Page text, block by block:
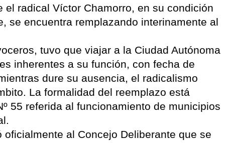
el radical Víctor Chamorro, en su condición
se encuentra remplazando interinamente al
tuvo que viajar a la Ciudad Autónoma
inherentes a su función, con fecha de
dure su ausencia, el radicalismo
La formalidad del reemplazo está
55 referida al funcionamiento de municipios
al Concejo Deliberante que se